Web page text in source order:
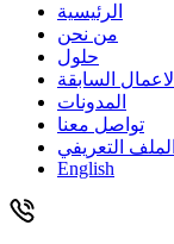
الرئيسية
من نحن
حلول
الاعمال السابقة
المدونات
تواصل معنا
الملف التعريفي
English